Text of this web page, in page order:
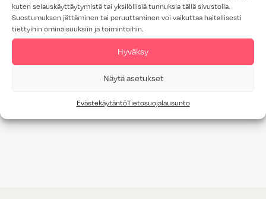
kuten selauskäyttäytymistä tai yksilöllisiä tunnuksia tällä sivustolla.
Suostumuksen jättäminen tai peruuttaminen voi vaikuttaa haitallisesti
tiettyihin ominaisuuksiin ja toimintoihin.
Hyväksy
Näytä asetukset
EvästekäytäntöTietosuojalausunto
pähkinä
tammi